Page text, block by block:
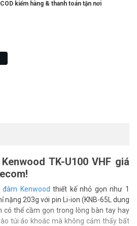
kiểm hàng & thanh toán tận nơi
TK-U100 VHF giá
Kenwood thiết kế nhỏ gọn như 1
nặng 203g với pin Li-ion (KNB-65L dung
có thể cầm gọn trong lòng bàn tay hay
túi áo khoác mà không cảm thấy bất